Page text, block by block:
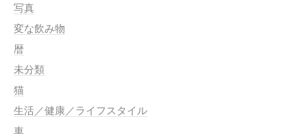
写真
変な飲み物
暦
未分類
猫
生活／健康／ライフスタイル
車